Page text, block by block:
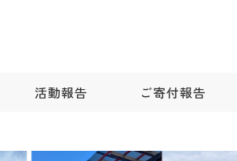
活動報告 ご寄付報告